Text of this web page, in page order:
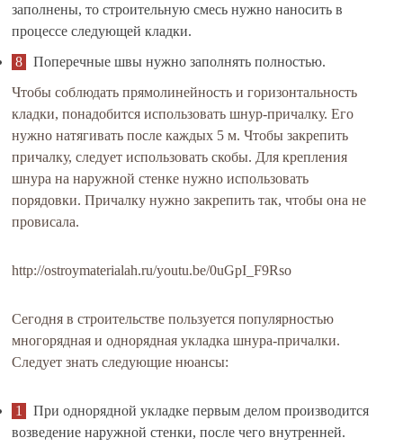
заполнены, то строительную смесь нужно наносить в
процессе следующей кладки.
Поперечные швы нужно заполнять полностью.
Чтобы соблюдать прямолинейность и горизонтальность
кладки, понадобится использовать шнур-причалку. Его
нужно натягивать после каждых 5 м. Чтобы закрепить
причалку, следует использовать скобы. Для крепления
шнура на наружной стенке нужно использовать
порядовки. Причалку нужно закрепить так, чтобы она не
провисала.
http://ostroymaterialah.ru/youtu.be/0uGpI_F9Rso
Сегодня в строительстве пользуется популярностью
многорядная и однорядная укладка шнура-причалки.
Следует знать следующие нюансы:
При однорядной укладке первым делом производится
возведение наружной стенки, после чего внутренней.